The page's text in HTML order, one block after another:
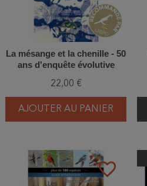
La mésange et la chenille - 50
ans d'enquête évolutive
22,00 €
AJOUTER AU PANIER
favorite_border